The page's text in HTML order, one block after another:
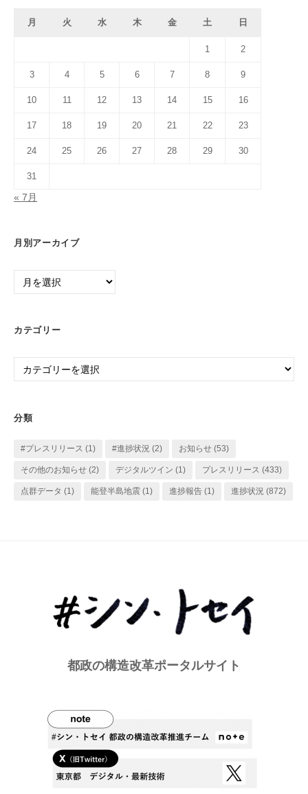
月 火 水 木 金 土 日
1 2
3 4 5 6 7 8 9
10 11 12 13 14 15 16
17 18 19 20 21 22 23
24 25 26 27 28 29 30
31
« 7月
月別アーカイブ
月
カ
カテゴリー
カ
ー
分類
#プレスリリース (1) #進捗状況 (2) お知らせ (53)
その他のお知らせ (2) デジタルツイン (1) プレスリリース (433)
点群データ (1) 能登半島地震 (1) 進捗報告 (1) 進捗状況 (872)
都政の構造改革ポータルサイト